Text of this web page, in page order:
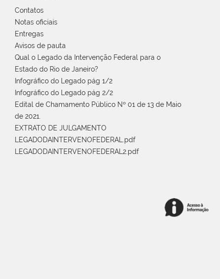
Contatos
Notas oficiais
Entregas
Avisos de pauta
Qual o Legado da Intervenção Federal para o
Estado do Rio de Janeiro?
Infográfico do Legado pág 1/2
Infográfico do Legado pág 2/2
Edital de Chamamento Público Nº 01 de 13 de Maio
de 2021.
EXTRATO DE JULGAMENTO
LEGADODAINTERVENOFEDERAL.pdf
LEGADODAINTERVENOFEDERAL2.pdf